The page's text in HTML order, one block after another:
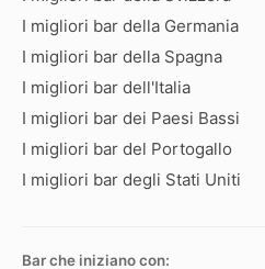
I migliori bar della Germania
I migliori bar della Spagna
I migliori bar dell'Italia
I migliori bar dei Paesi Bassi
I migliori bar del Portogallo
I migliori bar degli Stati Uniti
Bar che iniziano con: